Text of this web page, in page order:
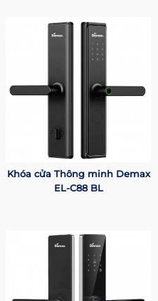
Khóa cửa Thông minh Demax
EL-C88 BL